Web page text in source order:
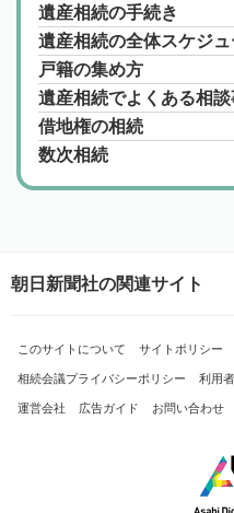
遺産相続の手続き
遺産相続の全体スケジ
戸籍の集め方
遺産相続でよくある相談
借地権の相続
数次相続
朝日新聞社の関連サイト
このサイトについて サイトポリシー
相続会議プライバシーポリシー 利用
運営会社 広告ガイド お問い合わせ